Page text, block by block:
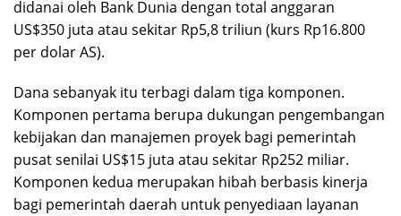
didanai oleh Bank Dunia dengan total anggaran
US$350 juta atau sekitar Rp5,8 triliun (kurs Rp16.800
per dolar AS).
Dana sebanyak itu terbagi dalam tiga komponen.
Komponen pertama berupa dukungan pengembangan
kebijakan dan manajemen proyek bagi pemerintah
pusat senilai US$15 juta atau sekitar Rp252 miliar.
Komponen kedua merupakan hibah berbasis kinerja
bagi pemerintah daerah untuk penyediaan layanan